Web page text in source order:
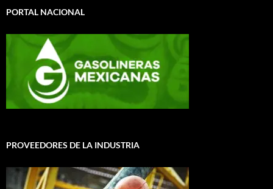
PORTAL NACIONAL
PROVEEDORES DE LA INDUSTRIA